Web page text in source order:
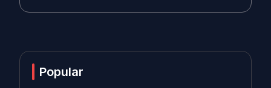
Popular